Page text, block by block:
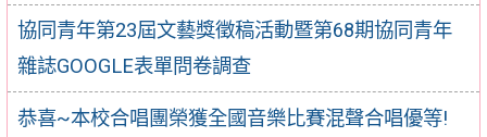
協同青年第23屆文藝獎徵稿活動暨第68期協同青年
雜誌GOOGLE表單問卷調查
恭喜~本校合唱團榮獲全國音樂比賽混聲合唱優等!